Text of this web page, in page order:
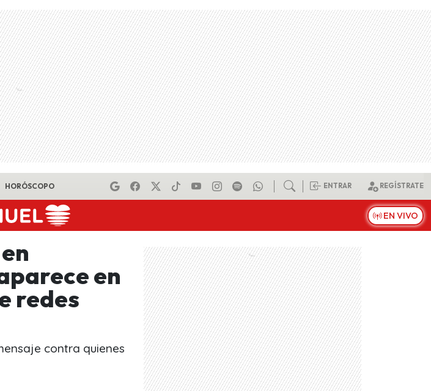
HORÓSCOPO ENTRAR REGÍSTRATE
EN VIVO
en
redes
contra quienes